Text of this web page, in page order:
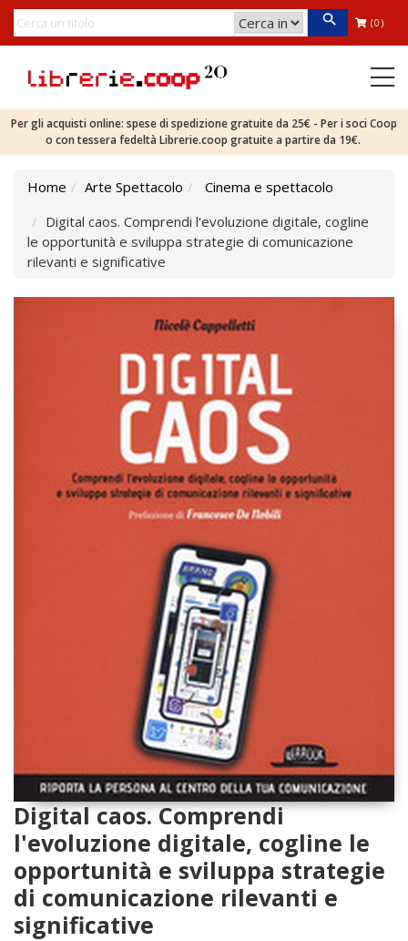
(0)
Per gli acquisti online: spese di spedizione gratuite da 25€ - Per i soci Coop
o con tessera fedeltà Librerie.coop gratuite a partire da 19€.
Home Arte Spettacolo
Cinema e spettacolo
Digital caos. Comprendi l'evoluzione digitale, cogline
le opportunità e sviluppa strategie di comunicazione
rilevanti e significative
Digital caos. Comprendi
l'evoluzione digitale, cogline le
opportunità e sviluppa strategie
di comunicazione rilevanti e
significative